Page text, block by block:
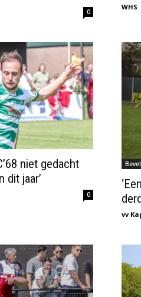
0
WHS
niet gedacht
dit jaar’
0
vv